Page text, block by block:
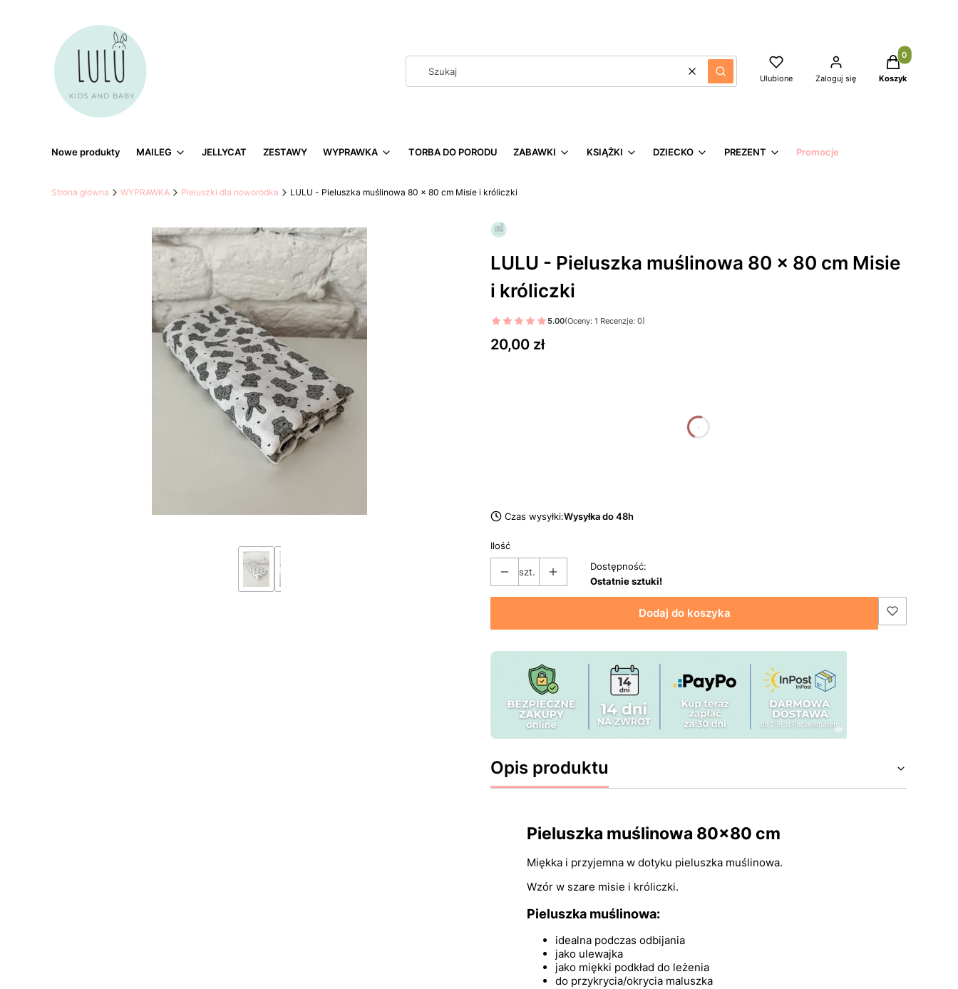
WyczyśćSzukaj Ulubione Zaloguj się
Produkty w
Koszyk
Nowe produkty MAILEG JELLYCAT ZESTAWY WYPRAWKA TORBA DO PORODU ZABAWKI KSIĄŻKI DZIECKO PREZENT Promocje
Strona główna WYPRAWKA Pieluszki dla noworodka LULU - Pieluszka muślinowa 80 x 80 cm Misie i króliczki
LULU - Pieluszka muślinowa 80 x 80 cm Misie
i króliczki
5.00(Oceny: 1 Recenzje: 0)
Cena
20,00 zł
godziny
Czas wysyłki:Wysyłka do 48h
Ilość
szt.
Dostępność:
Ostatnie sztuki!
Dodaj do koszyka
Opis produktu
Pieluszka muślinowa 80x80 cm
Miękka i przyjemna w dotyku pieluszka muślinowa.
Wzór w szare misie i króliczki.
Pieluszka muślinowa:
idealna podczas odbijania
jako ulewajka
jako miękki podkład do leżenia
do przykrycia/okrycia maluszka